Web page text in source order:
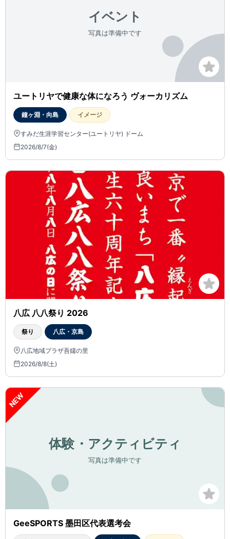
ユートリヤで健康な体になろう ヴォーカリズム
鐘ヶ淵・向島 イメージ
すみだ生涯学習センター(ユートリヤ) ドーム
2026/8/7(金)
八広 八八祭り 2026
祭り 八広・京島
八広地域プラザ吾嬬の里
2026/8/8(土)
NEW
GeeSPORTS 墨田区代表選考会